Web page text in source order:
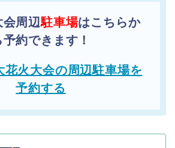
会周辺駐車場はこちらか
予約できます！
花火大会の周辺駐車場を
予約する